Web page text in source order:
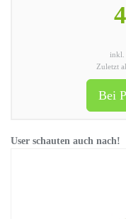
inkl.
Zuletzt
Bei
User schauten auch nach!